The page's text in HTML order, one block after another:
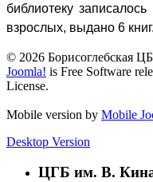
библиотеку
взрослых, выдано 6 книг.
© 2026 Борисоглебская
Joomla! is Free Software
License.
Mobile version by Mobile
Desktop Version
ЦГБ им. В.